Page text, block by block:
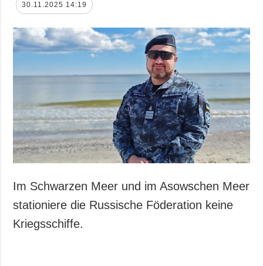
30.11.2025 14:19
Im Schwarzen Meer und im Asowschen Meer
stationiere die Russische Föderation keine
Kriegsschiffe.